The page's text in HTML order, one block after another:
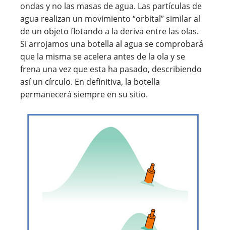
ondas y no las masas de agua. Las partículas de
agua realizan un movimiento “orbital” similar al
de un objeto flotando a la deriva entre las olas.
Si arrojamos una botella al agua se comprobará
que la misma se acelera antes de la ola y se
frena una vez que esta ha pasado, describiendo
así un círculo. En definitiva, la botella
permanecerá siempre en su sitio.